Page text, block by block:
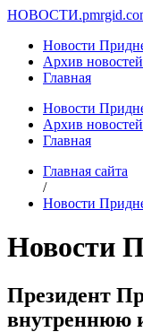
НОВОСТИ.
Новости
Архив новостей
Главная
Новости
Архив новостей
Главная
Главная сайта
/
Новости
Новости
Президент
внутреннюю